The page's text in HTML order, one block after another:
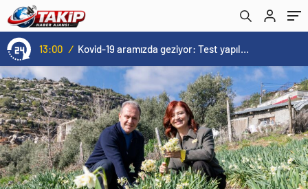
13:00 / Kovid-19 aramızda geziyor: Test yapılmadığı için kimse farkında değil